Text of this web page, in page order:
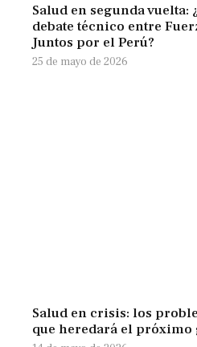
Salud en segunda vuelta:
debate técnico entre
Juntos por el Perú?
25 de mayo de 2026
Salud en crisis: los
que heredará el próximo